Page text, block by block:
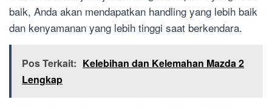
baik, Anda akan mendapatkan handling yang lebih baik
dan kenyamanan yang lebih tinggi saat berkendara.
Pos Terkait: Kelebihan dan Kelemahan Mazda 2
Lengkap